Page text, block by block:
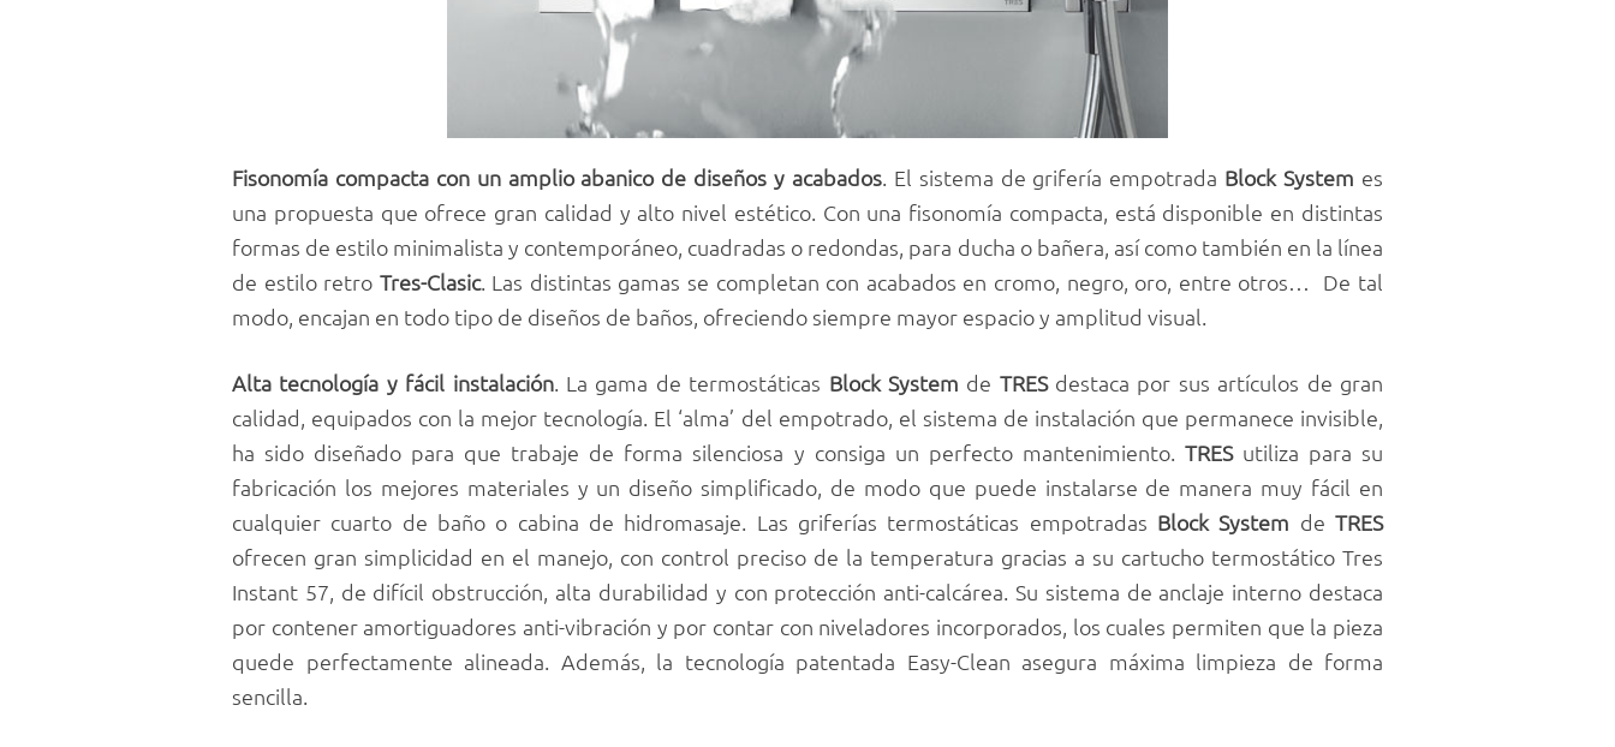
Fisonomía compacta con un amplio abanico de diseños y acabados. El sistema de grifería empotrada Block System es
una propuesta que ofrece gran calidad y alto nivel estético. Con una fisonomía compacta, está disponible en distintas
formas de estilo minimalista y contemporáneo, cuadradas o redondas, para ducha o bañera, así como también en la línea
de estilo retro Tres-Clasic. Las distintas gamas se completan con acabados en cromo, negro, oro, entre otros… De tal
modo, encajan en todo tipo de diseños de baños, ofreciendo siempre mayor espacio y amplitud visual.
Alta tecnología y fácil instalación. La gama de termostáticas Block System de TRES destaca por sus artículos de gran
calidad, equipados con la mejor tecnología. El ‘alma’ del empotrado, el sistema de instalación que permanece invisible,
ha sido diseñado para que trabaje de forma silenciosa y consiga un perfecto mantenimiento. TRES utiliza para su
fabricación los mejores materiales y un diseño simplificado, de modo que puede instalarse de manera muy fácil en
cualquier cuarto de baño o cabina de hidromasaje. Las griferías termostáticas empotradas Block System deTRES
ofrecen gran simplicidad en el manejo, con control preciso de la temperatura gracias a su cartucho termostático Tres
Instant 57, de difícil obstrucción, alta durabilidad y con protección anti-calcárea. Su sistema de anclaje interno destaca
por contener amortiguadores anti-vibración y por contar con niveladores incorporados, los cuales permiten que la pieza
quede perfectamente alineada. Además, la tecnología patentada Easy-Clean asegura máxima limpieza de forma
sencilla.